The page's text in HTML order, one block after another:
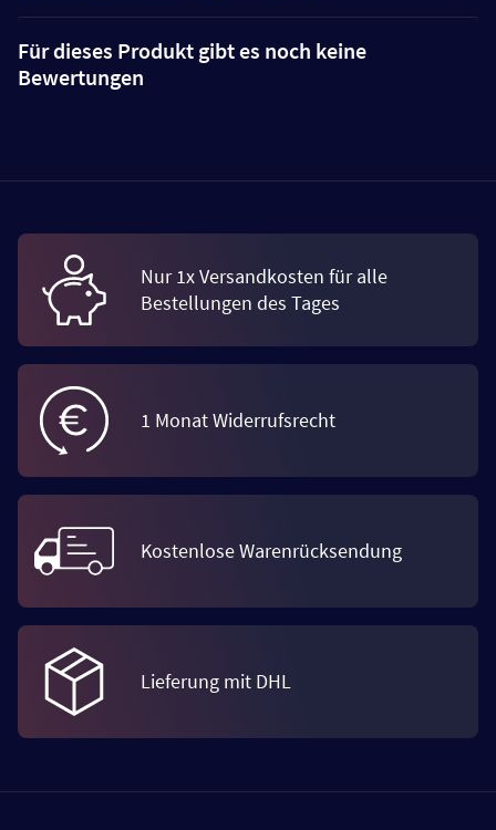
Für dieses Produkt gibt es noch keine
Bewertungen
Nur 1x Versandkosten für alle
Bestellungen des Tages
1 Monat Widerrufsrecht
Kostenlose Warenrücksendung
Lieferung mit DHL